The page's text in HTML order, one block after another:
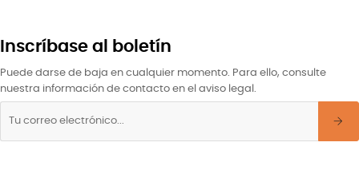
Inscríbase al boletín
Puede darse de baja en cualquier momento. Para ello, consulte
nuestra información de contacto en el aviso legal.